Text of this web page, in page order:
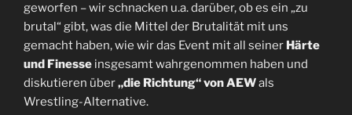
geworfen – wir schnacken u.a. darüber, ob es ein „zu
brutal“ gibt, was die Mittel der Brutalität mit uns
gemacht haben, wie wir das Event mit all seiner Härte
und Finesse insgesamt wahrgenommen haben und
diskutieren über„die Richtung“ von AEWals
Wrestling-Alternative.